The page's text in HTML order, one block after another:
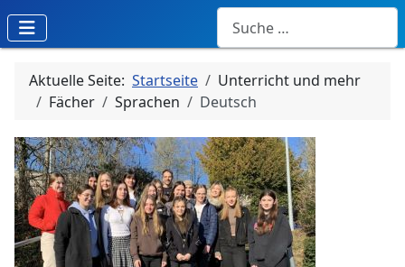
Suchen
Aktuelle Seite: Startseite
Unterricht und mehr
Fächer
Sprachen Deutsch